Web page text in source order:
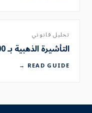
تحليل قانوني
التأشيرة الذهبية بـ 250,000 يورو — هل هذا ممكن؟
READ GUIDE →